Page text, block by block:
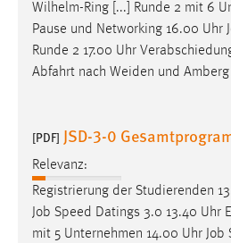
Wilhelm-Ring [...] Runde 2 mit 6
Pause und Networking 16.00 Uhr
Runde 2 17.00 Uhr
Abfahrt nach Weiden und
[PDF] JSD-3-0
Relevanz:
Registrierung der Studierenden
Job Speed Datings 3.0 13.40 Uhr
mit 5 Unternehmen 14.00 Uhr Job